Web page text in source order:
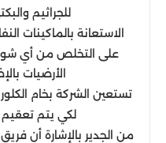
للجراثيم
الاستعانة بالماكينات
على التخلص من أي
الأرضيات
تستعين الشركة بخام
لكي يتم تعقيم
من الجدير بالإشارة أن